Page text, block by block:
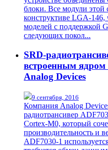
блоки. Все модули
конструктиве LGA-146,
моделей с поддержкой
следующих покол...
SRD-
встроенным
Analog Devices
9 сентября, 2016
Компания Analog
радиотрансивер
Cortex-M0, который
производительность и
ADF7030-1